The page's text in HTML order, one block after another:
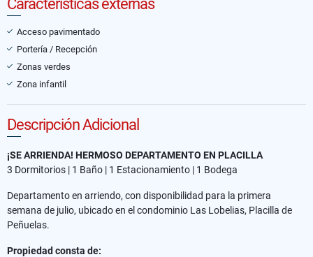
Características externas
Acceso pavimentado
Portería / Recepción
Zonas verdes
Zona infantil
Descripción Adicional
¡SE ARRIENDA! HERMOSO DEPARTAMENTO EN PLACILLA
3 Dormitorios | 1 Baño | 1 Estacionamiento | 1 Bodega
Departamento en arriendo, con disponibilidad para la primera
semana de julio, ubicado en el condominio Las Lobelias, Placilla de
Peñuelas.
Propiedad consta de: